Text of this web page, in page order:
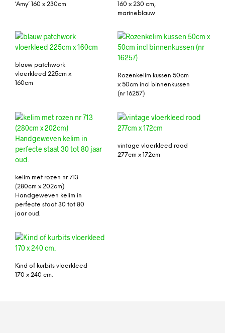
‘Amy’ 160 x 230cm
160 x 230 cm,
marineblauw
blauw patchwork
vloerkleed 225cm x
160cm
Rozenkelim kussen 50cm
x 50cm incl binnenkussen
(nr 16257)
kelim met rozen nr 713
(280cm x 202cm)
Handgeweven kelim in
perfecte staat 30 tot 80
jaar oud.
vintage vloerkleed rood
277cm x 172cm
Kind of kurbits vloerkleed
170 x 240 cm.